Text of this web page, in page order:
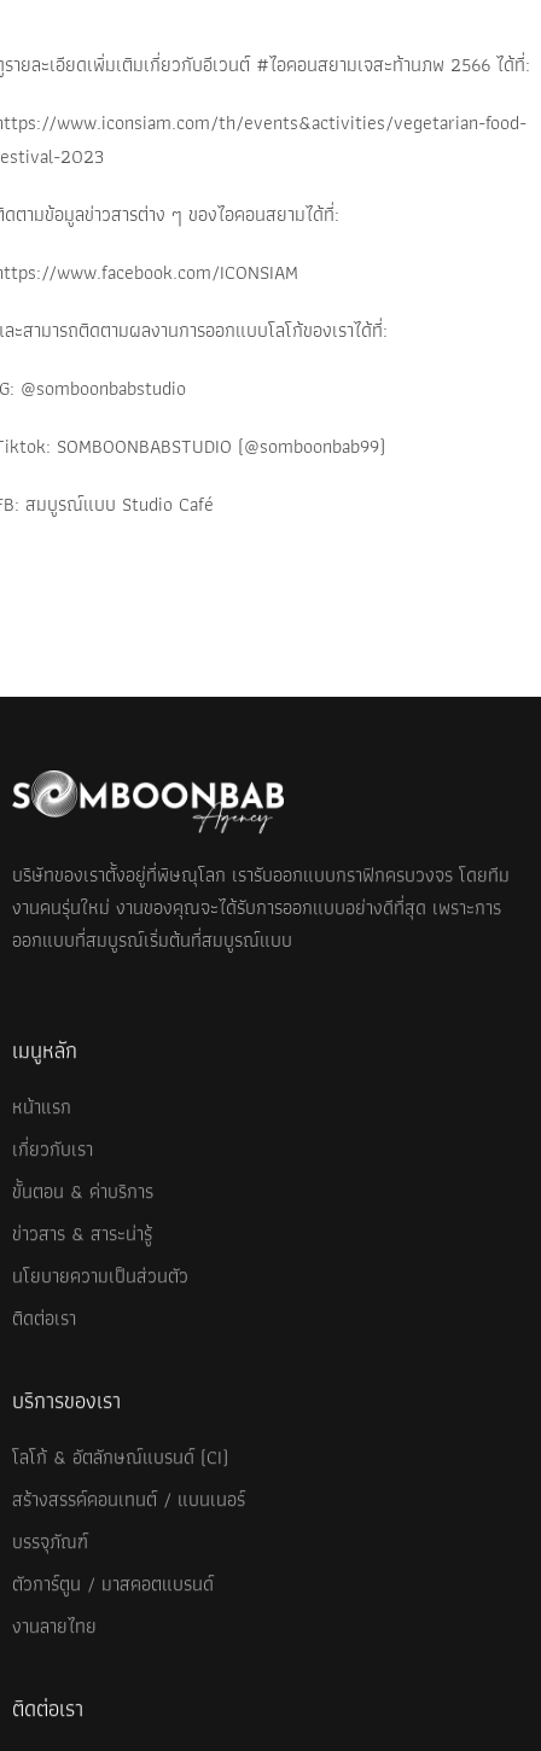
ายละเอียดเพิ่มเติมเกี่ยวกับอีเวนต์ #ไอคอนสยามเจสะท้านภพ 2566 ได้ที่:
www.iconsiam.com/th/events&activities/vegetarian-food-
2023
ตามข้อมูลข่าวสารต่าง ๆ ของไอคอนสยามได้ที่:
www.facebook.com/ICONSIAM
ะสามารถติดตามผลงานการออกแบบโลโก้ของเราได้ที่:
@somboonbabstudio
SOMBOONBABSTUDIO (@somboonbab99)
สมบูรณ์แบบ Studio Café
บริษัทของเราตั้งอยู่ที่พิษณุโลก เรารับออกแบบกราฟิกครบวงจร โดยทีม
งานคนรุ่นใหม่ งานของคุณจะได้รับการออกแบบอย่างดีที่สุด เพราะการ
ออกแบบที่สมบูรณ์เริ่มต้นที่สมบูรณ์แบบ
เมนูหลัก
หน้าแรก
เกี่ยวกับเรา
ขั้นตอน & ค่าบริการ
ข่าวสาร & สาระน่ารู้
นโยบายความเป็นส่วนตัว
ติดต่อเรา
บริการของเรา
โลโก้ & อัตลักษณ์แบรนด์ (CI)
สร้างสรรค์คอนเทนต์ / แบนเนอร์
บรรจุภัณฑ์
ตัวการ์ตูน / มาสคอตแบรนด์
งานลายไทย
ติดต่อเรา